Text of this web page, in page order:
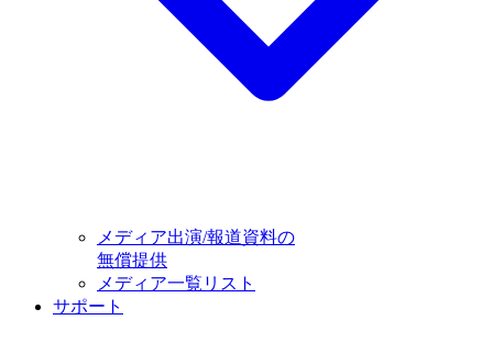
メディア出演/報道資料の
無償提供
メディア一覧リスト
サポート